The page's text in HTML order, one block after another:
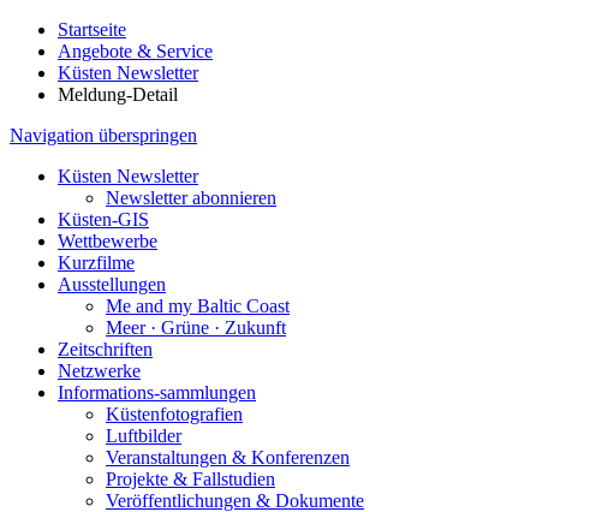
Startseite
Angebote & Service
Küsten Newsletter
Meldung-Detail
Navigation überspringen
Küsten Newsletter
Newsletter abonnieren
Küsten-GIS
Wettbewerbe
Kurzfilme
Ausstellungen
Me and my Baltic Coast
Meer · Grüne · Zukunft
Zeitschriften
Netzwerke
Informations-sammlungen
Küstenfotografien
Luftbilder
Veranstaltungen & Konferenzen
Projekte & Fallstudien
Veröffentlichungen & Dokumente